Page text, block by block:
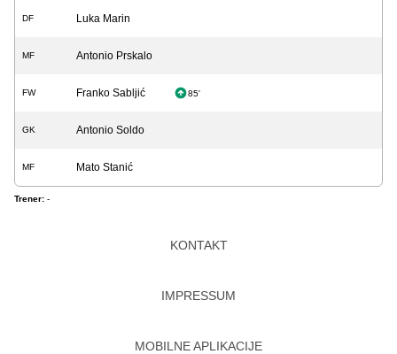
DF Luka Marin
MF Antonio Prskalo
FW Franko Sabljić 85'
GK Antonio Soldo
MF Mato Stanić
Trener: -
KONTAKT
IMPRESSUM
MOBILNE APLIKACIJE